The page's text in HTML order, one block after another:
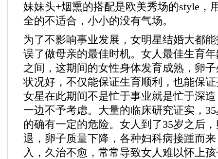
妹妹头+烟熏的搭配是欧美秀场的style，
全的不适合，小小的没有气场。
为了不影响事业发展，女明星结婚大都
误了做母亲的最佳时机。女人最佳生育
之间，这期间的女性身体发育成熟，卵
状况好，不仅能保证生育顺利，也能保
女星在此期间不是忙于事业就是忙于深
一边不予考虑。大量的临床研究证实，
的确有一定的危险。女人到了35岁之后
退，卵子质量下降，各种妇科病接踵而
入，久治不愈，常常导致女人难以怀上